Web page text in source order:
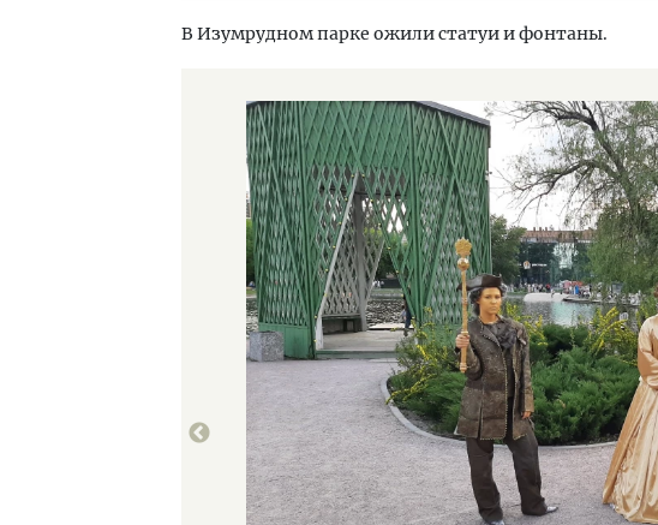
В Изумрудном парке ожили статуи и фонтаны.